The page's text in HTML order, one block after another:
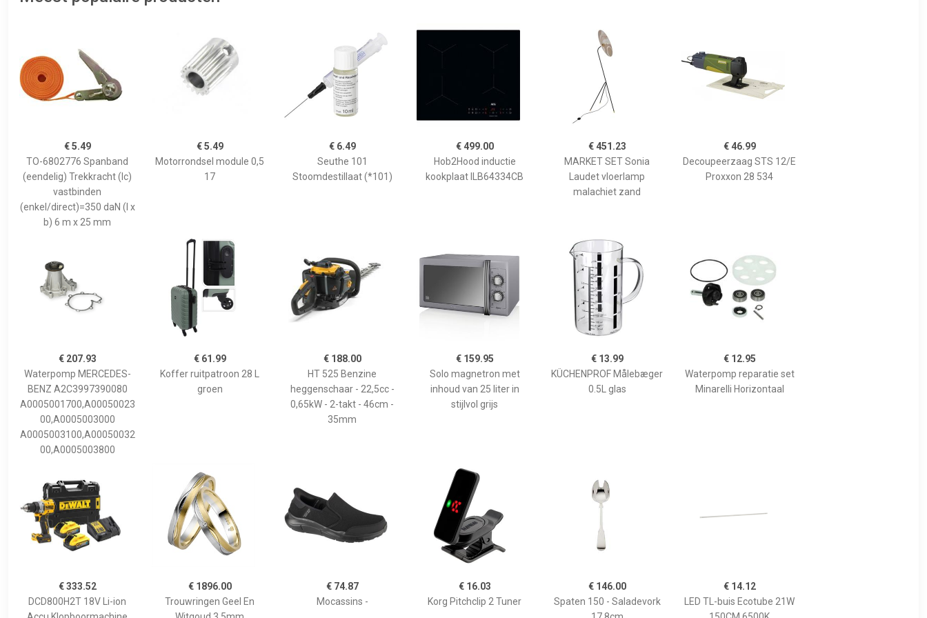
€ 5.49
TO-6802776 Spanband
(eendelig) Trekkracht (lc)
vastbinden
(enkel/direct)=350 daN (l x
b) 6 m x 25 mm
€ 5.49
Motorrondsel module 0,5
17
€ 6.49
Seuthe 101
Stoomdestillaat (*101)
€ 499.00
Hob2Hood inductie
kookplaat ILB64334CB
€ 451.23
MARKET SET Sonia
Laudet vloerlamp
malachiet zand
€ 46.99
Decoupeerzaag STS 12/E
Proxxon 28 534
€ 207.93
Waterpomp MERCEDES-
BENZ A2C3997390080
A0005001700,A00050023
00,A0005003000
A0005003100,A00050032
00,A0005003800
€ 61.99
Koffer ruitpatroon 28 L
groen
€ 188.00
HT 525 Benzine
heggenschaar - 22,5cc -
0,65kW - 2-takt - 46cm -
35mm
€ 159.95
Solo magnetron met
inhoud van 25 liter in
stijlvol grijs
€ 13.99
KÜCHENPROF Målebæger
0.5L glas
€ 12.95
Waterpomp reparatie set
Minarelli Horizontaal
€ 333.52
DCD800H2T 18V Li-ion
€ 1896.00
Trouwringen Geel En
€ 74.87
Mocassins -
€ 16.03
Korg Pitchclip 2 Tuner
€ 146.00
Spaten 150 - Saladevork
€ 14.12
LED TL-buis Ecotube 21W